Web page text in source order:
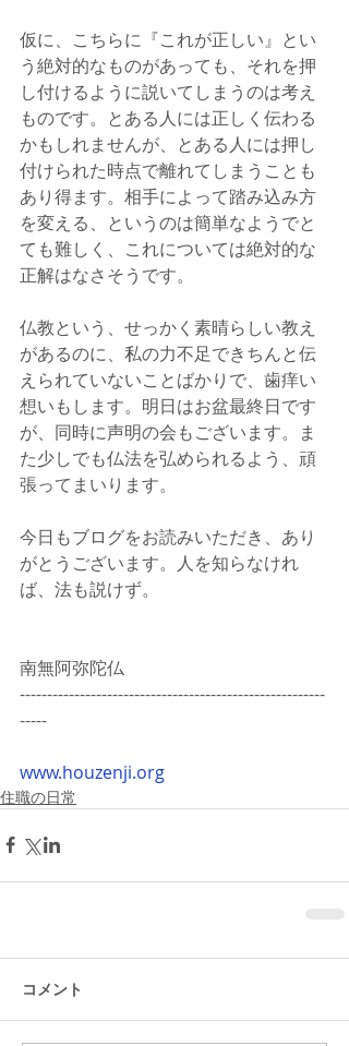
仮に、こちらに『これが正しい』とい
う絶対的なものがあっても、それを押
し付けるように説いてしまうのは考え
ものです。とある人には正しく伝わる
かもしれませんが、とある人には押し
付けられた時点で離れてしまうことも
あり得ます。相手によって踏み込み方
を変える、というのは簡単なようでと
ても難しく、これについては絶対的な
正解はなさそうです。
仏教という、せっかく素晴らしい教え
があるのに、私の力不足できちんと伝
えられていないことばかりで、歯痒い
想いもします。明日はお盆最終日です
が、同時に声明の会もございます。ま
た少しでも仏法を弘められるよう、頑
張ってまいります。
今日もブログをお読みいただき、あり
がとうございます。人を知らなけれ
ば、法も説けず。
南無阿弥陀仏
--------------------------------------------------------
-----
www.houzenji.org
住職の日常
コメント